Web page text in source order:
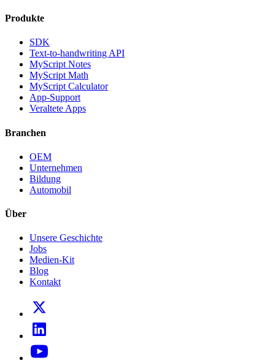
Produkte
SDK
Text-to-handwriting API
MyScript Notes
MyScript Math
MyScript Calculator
App-Support
Veraltete Apps
Branchen
OEM
Unternehmen
Bildung
Automobil
Über
Unsere Geschichte
Jobs
Medien-Kit
Blog
Kontakt